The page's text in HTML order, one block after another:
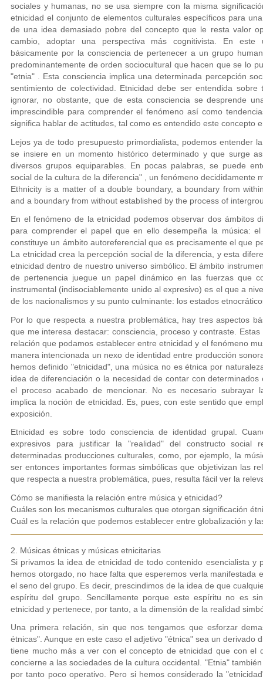
sociales y humanas, no se usa siempre con la misma
etnicidad el conjunto de elementos culturales específicos para
de una idea demasiado pobre del concepto que le resta valor
cambio, adoptar una perspectiva más cognitivista. En este
básicamente por la consciencia de pertenecer a un grupo
predominantemente de orden sociocultural que hacen que se lo
"etnia" . Esta consciencia implica una determinada percepción
sentimiento de colectividad. Etnicidad debe ser entendida
ignorar, no obstante, que de esta consciencia se desprende
imprescindible para comprender el fenómeno así como
significa hablar de actitudes, tal como es entendido este concepto
Lejos ya de todo presupuesto primordialista, podemos entender
se insiere en un momento histórico determinado y que surge
diversos grupos equiparables. En pocas palabras, se puede
social de la cultura de la diferencia" , un fenómeno decididamente
Ethnicity is a matter of a double boundary, a boundary from
and a boundary from without established by the process of
En el fenómeno de la etnicidad podemos observar dos ámbitos
para comprender el papel que en ello desempeña la música:
constituye un ámbito autoreferencial que es precisamente el que
La etnicidad crea la percepción social de la diferencia, y esta
etnicidad dentro de nuestro universo simbólico. El ámbito
de pertenencia juegue un papel dinámico en las fuerzas que
instrumental (indisociablemente unido al expresivo) es el que a
de los nacionalismos y su punto culminante: los estados
Por lo que respecta a nuestra problemática, hay tres aspectos
que me interesa destacar: consciencia, proceso y contraste.
relación que podamos establecer entre etnicidad y el fenómeno
manera intencionada un nexo de identidad entre producción
hemos definido "etnicidad", una música no es étnica por
idea de diferenciación o la necesidad de contar con
el proceso acabado de mencionar. No es necesario subrayar
implica la noción de etnicidad. Es, pues, con este sentido que
exposición.
Etnicidad es sobre todo consciencia de identidad grupal.
expresivos para justificar la "realidad" del constructo social
determinadas producciones culturales, como, por ejemplo, la
ser entonces importantes formas simbólicas que objetivizan las
que respecta a nuestra problemática, pues, resulta fácil ver la
Cómo se manifiesta la relación entre música y etnicidad?
Cuáles son los mecanismos culturales que otorgan significación
Cuál es la relación que podemos establecer entre globalización y
2. Músicas étnicas y músicas etnicitarias
Si privamos la idea de etnicidad de todo contenido esencialista y
hemos otorgado, no hace falta que esperemos verla manifestada
el seno del grupo. Es decir, prescindimos de la idea de que
espíritu del grupo. Sencillamente porque este espíritu no es
etnicidad y pertenece, por tanto, a la dimensión de la realidad
Una primera relación, sin que nos tengamos que esforzar
étnicas". Aunque en este caso el adjetivo "étnica" sea un derivado
tiene mucho más a ver con el concepto de etnicidad que con el
concierne a las sociedades de la cultura occidental. "Etnia"
por tanto poco operativo. Pero si hemos considerado la